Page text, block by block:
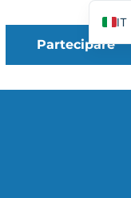
Partecipare
IT
FR